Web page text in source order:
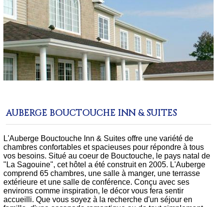
AUBERGE BOUCTOUCHE INN & SUITES
L'Auberge Bouctouche Inn & Suites offre une variété de
chambres confortables et spacieuses pour répondre à tous
vos besoins. Situé au coeur de Bouctouche, le pays natal de
"La Sagouine", cet hôtel a été construit en 2005. L'Auberge
comprend 65 chambres, une salle à manger, une terrasse
extérieure et une salle de conférence. Conçu avec ses
environs comme inspiration, le décor vous fera sentir
accueilli. Que vous soyez à la recherche d'un séjour en